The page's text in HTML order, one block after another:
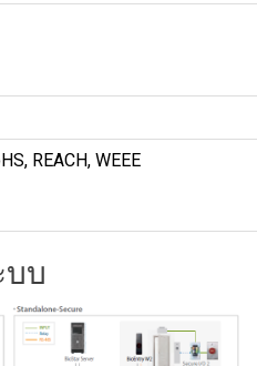
REACH, WEEE
บบ